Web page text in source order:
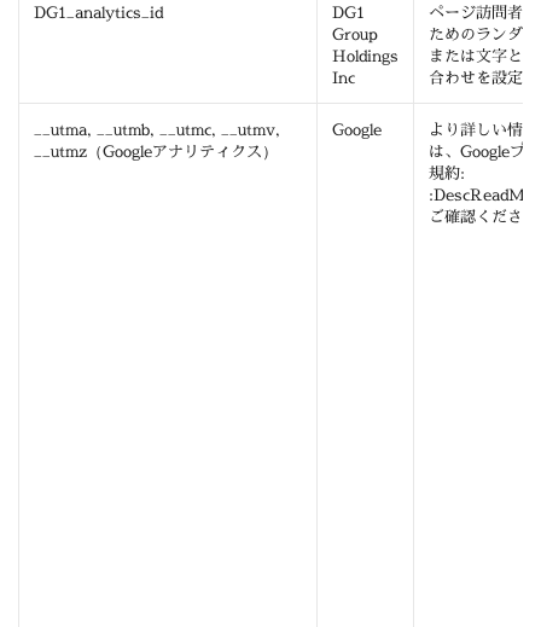
DG1_analytics_id
DG1
Group
Holdings
Inc
ページ訪問者
ためのランダ
または文字と
合わせを設定
__utma, __utmb, __utmc, __utmv,
__utmz（Googleアナリティクス）
Google
より詳しい情
は、Googleプ
規約:
ご確認くださ